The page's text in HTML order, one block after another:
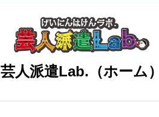
芸人派遣Lab.（ホーム